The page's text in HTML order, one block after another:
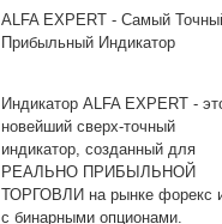
ALFA EXPERT - Самый
Прибыльный
Индикатор ALFA EXPERT -
новейший сверх-точный
индикатор, созданный для
РЕАЛЬНО ПРИБЫЛЬНОЙ
ТОРГОВЛИ на рынке форекс
с бинарными опционами.